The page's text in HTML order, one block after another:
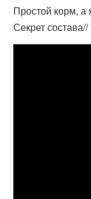
Простой корм,
Секрет